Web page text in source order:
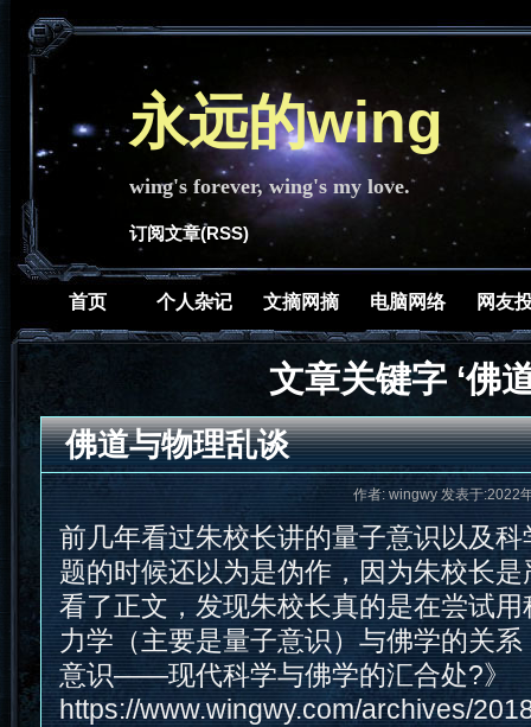
永远的wing
wing's forever, wing's my love.
订阅文章(RSS)
首页 个人杂记 文摘网摘 电脑网络 网友
文章关键字 ‘佛
佛道与物理乱谈
作者: wingwy 发表于:2022
前几年看过朱校长讲的量子意识以及
题的时候还以为是伪作，因为朱校长
看了正文，发现朱校长真的是在尝试
力学（主要是量子意识）与佛学的关
意识——现代科学与佛学的汇合处?》
https://www.wingwy.com/archives/